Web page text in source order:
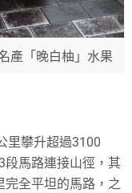
產「晚白柚」水果
里攀升超過3100
段馬路連接山徑，其
全平坦的馬路， 之